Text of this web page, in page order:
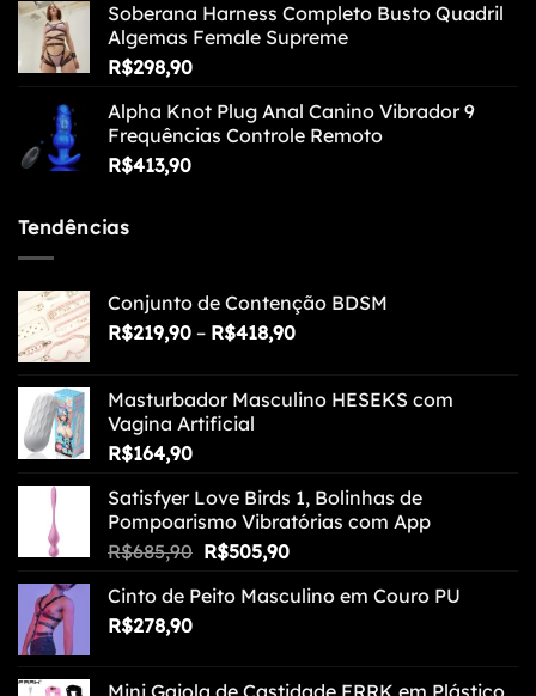
Soberana Harness Completo Busto Quadril
Algemas Female Supreme
R$298,90
Alpha Knot Plug Anal Canino Vibrador 9
Frequências Controle Remoto
R$413,90
Tendências
Conjunto de Contenção BDSM
R$219,90 – R$418,90Faixa
R$219,90
Masturbador Masculino HESEKS com
Vagina Artificial
R$164,90
Satisfyer Love Birds 1, Bolinhas de
Pompoarismo Vibratórias com App
R$685,90 O
original
R$505,90O
atual
Cinto de Peito Masculino em Couro PU
R$278,90
Mini Gaiola de Castidade FRRK em Plástico